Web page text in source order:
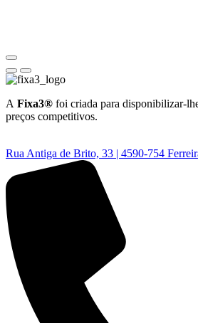
A Fixa3® foi criada para disponibilizar-
preços competitivos.
Rua Antiga de Brito, 33 | 4590-754